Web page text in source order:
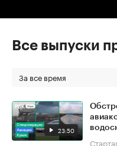
Все выпуски
За все время
23:50